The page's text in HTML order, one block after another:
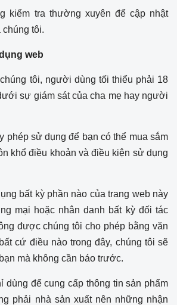
kiểm tra thường xuyên để cập nhật
tôi.
web
tôi, người dùng tối thiểu phải 18
sự giám sát của cha mẹ hay người
phép sử dụng để bạn có thể mua sắm
khổ điều khoản và điều kiện sử dụng
bất kỳ phần nào của trang web này
mại hoặc nhân danh bất kỳ đối tác
được chúng tôi cho phép bằng văn
cứ điều nào trong đây, chúng tôi sẽ
mà không cần báo trước.
dùng để cung cấp thông tin sản phẩm
phải nhà sản xuất nên những nhận